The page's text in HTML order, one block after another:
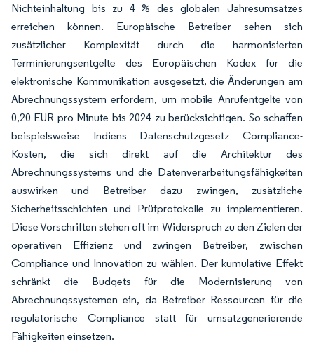
Nichteinhaltung bis zu 4 % des globalen Jahresumsatzes
erreichen können. Europäische Betreiber sehen sich
zusätzlicher Komplexität durch die harmonisierten
Terminierungsentgelte des Europäischen Kodex für die
elektronische Kommunikation ausgesetzt, die Änderungen am
Abrechnungssystem erfordern, um mobile Anrufentgelte von
0,20 EUR pro Minute bis 2024 zu berücksichtigen. So schaffen
beispielsweise Indiens Datenschutzgesetz Compliance-
Kosten, die sich direkt auf die Architektur des
Abrechnungssystems und die Datenverarbeitungsfähigkeiten
auswirken und Betreiber dazu zwingen, zusätzliche
Sicherheitsschichten und Prüfprotokolle zu implementieren.
Diese Vorschriften stehen oft im Widerspruch zu den Zielen der
operativen Effizienz und zwingen Betreiber, zwischen
Compliance und Innovation zu wählen. Der kumulative Effekt
schränkt die Budgets für die Modernisierung von
Abrechnungssystemen ein, da Betreiber Ressourcen für die
regulatorische Compliance statt für umsatzgenerierende
Fähigkeiten einsetzen.